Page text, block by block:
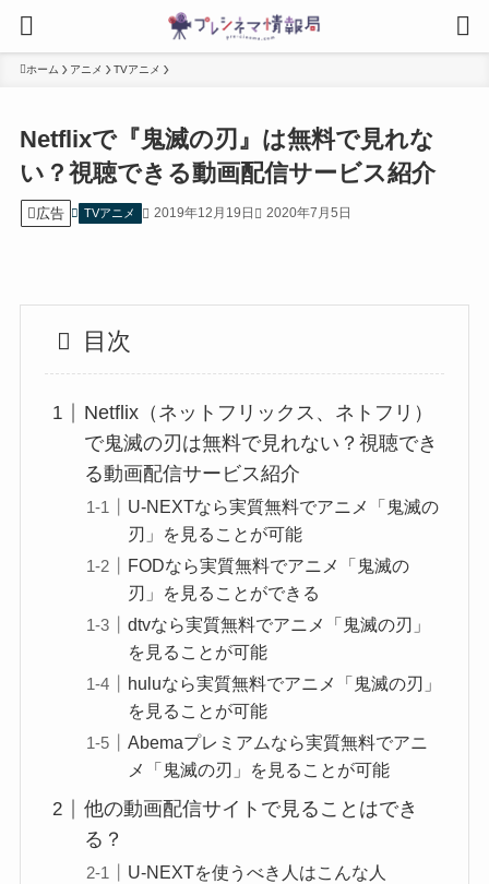
ホーム アニメ TVアニメ
Netflixで『鬼滅の刃』は無料で見れな
い？視聴できる動画配信サービス紹介
広告 TVアニメ 2019年12月19日 2020年7月5日
目次
Netflix（ネットフリックス、ネトフリ）
で鬼滅の刃は無料で見れない？視聴でき
る動画配信サービス紹介
U-NEXTなら実質無料でアニメ「鬼滅の
刃」を見ることが可能
FODなら実質無料でアニメ「鬼滅の
刃」を見ることができる
dtvなら実質無料でアニメ「鬼滅の刃」
を見ることが可能
huluなら実質無料でアニメ「鬼滅の刃」
を見ることが可能
Abemaプレミアムなら実質無料でアニ
メ「鬼滅の刃」を見ることが可能
他の動画配信サイトで見ることはでき
る？
U-NEXTを使うべき人はこんな人